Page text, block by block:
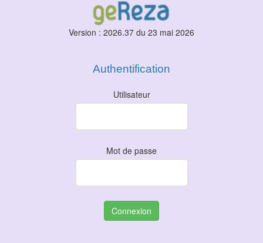
Version : 2026.37 du 23 mai 2026
Authentification
Utilisateur
Mot de passe
Connexion